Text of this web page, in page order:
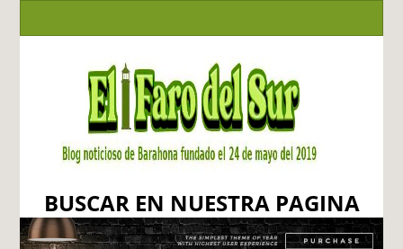
BUSCAR EN NUESTRA PAGINA